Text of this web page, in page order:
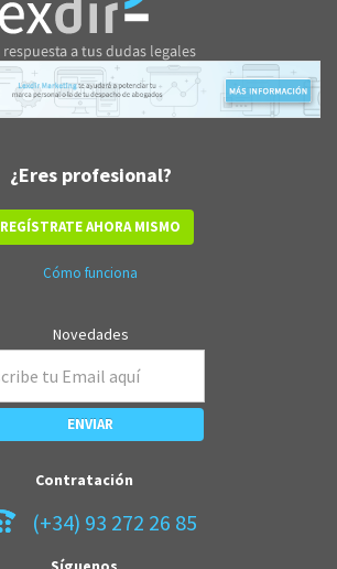
¿Eres profesional?
REGÍSTRATE AHORA MISMO
Cómo funciona
Novedades
Contratación
(+34) 93 272 26 85